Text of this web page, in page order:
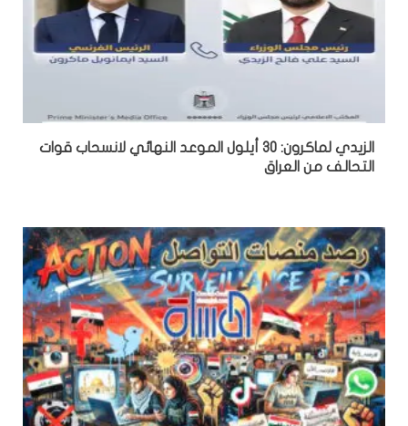
الزيدي لماكرون: 30 أيلول الموعد النهائي لانسحاب قوات
التحالف من العراق